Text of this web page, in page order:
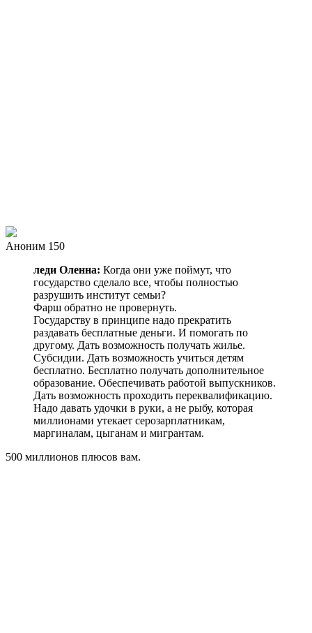
Аноним 150
леди Оленна: Когда они уже поймут, что
государство сделало все, чтобы полностью
разрушить институт семьи?
Фарш обратно не провернуть.
Государству в принципе надо прекратить
раздавать бесплатные деньги. И помогать по
другому. Дать возможность получать жилье.
Субсидии. Дать возможность учиться детям
бесплатно. Бесплатно получать дополнительное
образование. Обеспечивать работой выпускников.
Дать возможность проходить переквалификацию.
Надо давать удочки в руки, а не рыбу, которая
миллионами утекает серозарплатникам,
маргиналам, цыганам и мигрантам.
500 миллионов плюсов вам.